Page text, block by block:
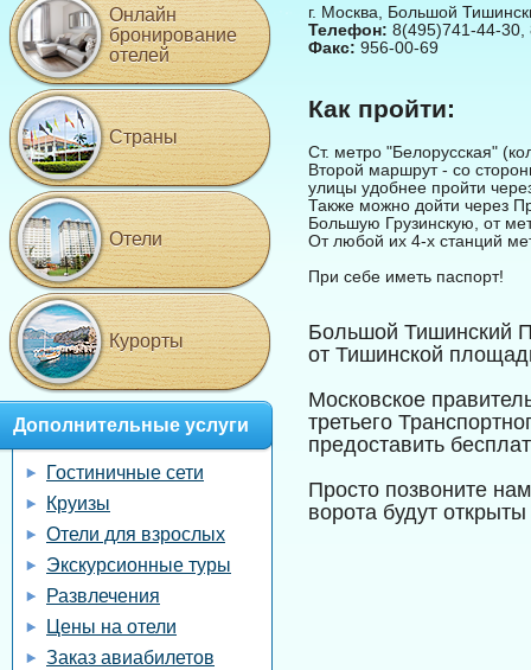
г. Москва, Большой
Телефон: 8(495)741-44-30
Факс: 956-00-69
Как пройти:
Ст. метро "Белорусская"
Второй маршрут - со
улицы удобнее пройти
Также можно дойти через
Большую Грузинскую, от
От любой их 4-х станций
При себе иметь паспорт!
Большой Тишинский
от Тишинской
Московское
третьего
предоставить
Просто позвоните
ворота будут
Онлайн
бронирование
отелей
Страны
Отели
Курорты
Дополнительные услуги
Гостиничные сети
Круизы
Отели для взрослых
Экскурсионные туры
Развлечения
Цены на отели
Заказ авиабилетов